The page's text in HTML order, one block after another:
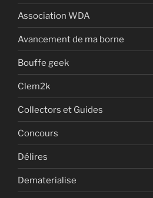
Association WDA
Avancement de ma borne
Bouffe geek
Clem2k
Collectors et Guides
Concours
Délires
Dematerialise